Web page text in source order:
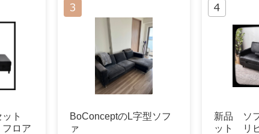
ット
ロア
BoConceptのL字型ソフ
ァ
新品 ソ
ット リ